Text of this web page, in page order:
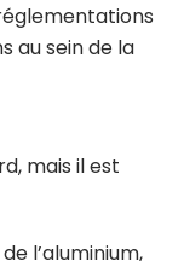
au sein de la
mais il est
l’aluminium,